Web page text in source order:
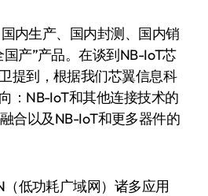
内生产、国内封测、国内销
产”产品。在谈到NB-IoT芯
提到，根据我们芯翼信息科
：NB-IoT和其他连接技术的
合以及NB-IoT和更多器件的
低功耗广域网）诸多应用